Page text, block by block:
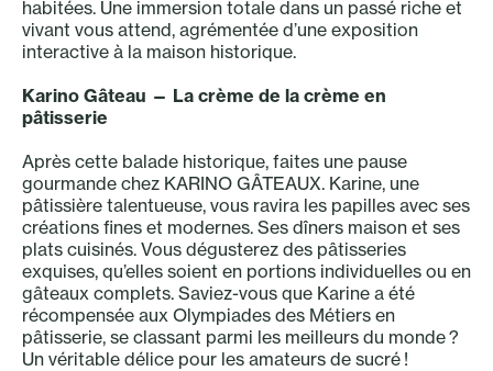
habitées. Une immersion totale dans un passé riche et
vivant vous attend, agrémentée d’une exposition
interactive à la maison historique.
Karino Gâteau — La crème de la crème en
pâtisserie
Après cette balade historique, faites une pause
gourmande chez KARINO GÂTEAUX. Karine, une
pâtissière talentueuse, vous ravira les papilles avec ses
créations fines et modernes. Ses dîners maison et ses
plats cuisinés. Vous dégusterez des pâtisseries
exquises, qu’elles soient en portions individuelles ou en
gâteaux complets. Saviez-vous que Karine a été
récompensée aux Olympiades des Métiers en
pâtisserie, se classant parmi les meilleurs du monde ?
Un véritable délice pour les amateurs de sucré !